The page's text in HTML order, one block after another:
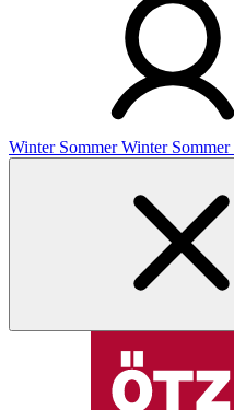
Winter Sommer Winter Sommer